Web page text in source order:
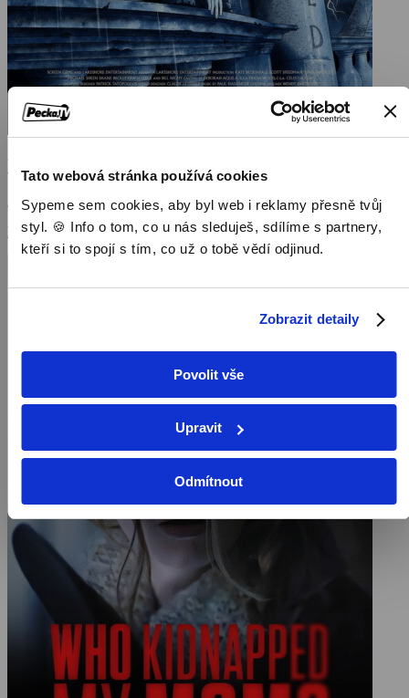
Tato webová stránka používá cookies
Sypeme sem cookies, aby byl web i reklamy přesně tvůj
styl. 🍪 Info o tom, co u nás sleduješ, sdílíme s partnery,
kteří si to spojí s tím, co už o tobě vědí odjinud.
Zobrazit detaily
Povolit vše
Upravit
Odmítnout
Underworld: Boj v podsvětí
2003, USA, Německo, Maďarsko, 117 min
Filmy / Horory / Akční filmy